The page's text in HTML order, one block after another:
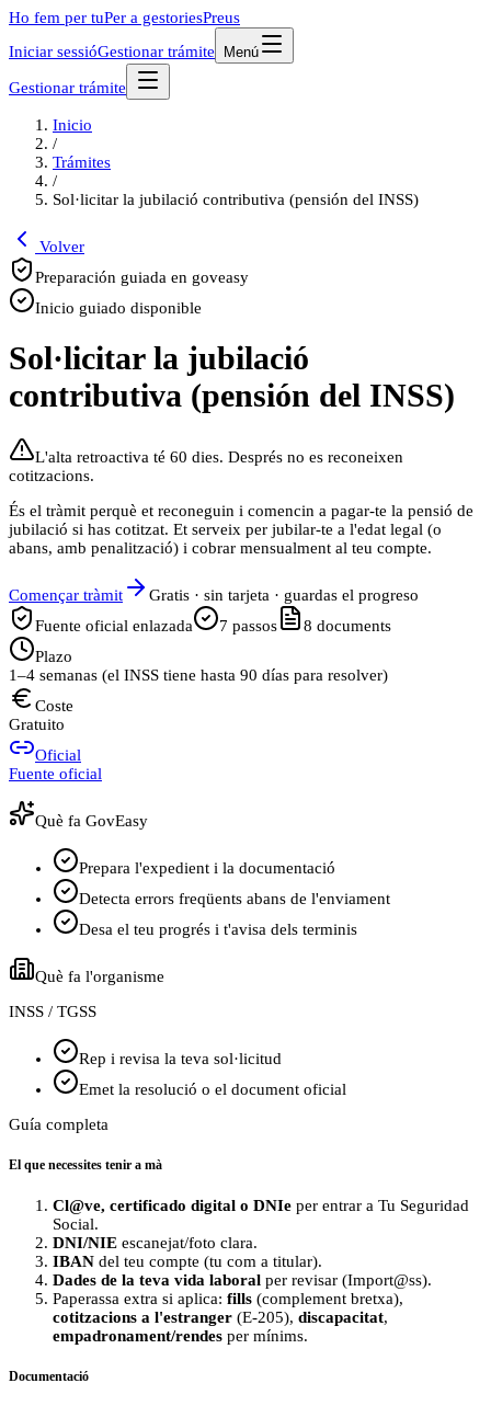
Ho fem per tuPer a gestoriesPreus
Iniciar sessióGestionar trámite Menú
Gestionar trámite
Inicio
/
Trámites
/
Sol·licitar la jubilació contributiva (pensión del INSS)
Volver
Preparación guiada en goveasy
Inicio guiado disponible
Sol·licitar la jubilació
contributiva (pensión del INSS)
L'alta retroactiva té 60 dies. Després no es reconeixen
cotitzacions.
És el tràmit perquè et reconeguin i comencin a pagar-te la pensió de
jubilació si has cotitzat. Et serveix per jubilar-te a l'edat legal (o
abans, amb penalització) i cobrar mensualment al teu compte.
Començar tràmit
Gratis · sin tarjeta · guardas el progreso
Fuente oficial enlazada
7 passos 8 documents
Plazo
1–4 semanas (el INSS tiene hasta 90 días para resolver)
Coste
Gratuito
Oficial
Fuente oficial
Què fa GovEasy
Prepara l'expedient i la documentació
Detecta errors freqüents abans de l'enviament
Desa el teu progrés i t'avisa dels terminis
Què fa l'organisme
INSS / TGSS
Rep i revisa la teva sol·licitud
Emet la resolució o el document oficial
Guía completa
El que necessites tenir a mà
Cl@ve, certificado digital o DNIe per entrar a Tu Seguridad
Social.
DNI/NIE escanejat/foto clara.
IBAN del teu compte (tu com a titular).
Dades de la teva vida laboral per revisar (Import@ss).
Paperassa extra si aplica: fills (complement bretxa),
cotitzacions a l'estranger (E‑205), discapacitat,
empadronament/rendes per mínims.
Documentació